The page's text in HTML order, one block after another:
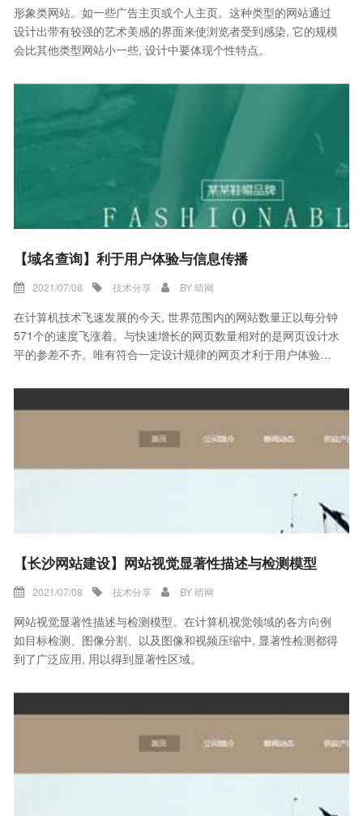
形象类网站。如一些广告主页或个人主页。这种类型的网站通过
设计出带有较强的艺术美感的界面来使浏览者受到感染, 它的规模
会比其他类型网站小一些, 设计中要体现个性特点。
【域名查询】利于用户体验与信息传播
2021/07/08 技术分享 BY晴网
在计算机技术飞速发展的今天, 世界范围内的网站数量正以每分钟
571个的速度飞涨着。与快速增长的网页数量相对的是网页设计水
平的参差不齐。唯有符合一定设计规律的网页才利于用户体验与
【长沙网站建设】网站视觉显著性描述与检测模型
2021/07/08 技术分享 BY晴网
网站视觉显著性描述与检测模型。在计算机视觉领域的各方向例
如目标检测、图像分割、以及图像和视频压缩中, 显著性检测都得
到了广泛应用, 用以得到显著性区域。